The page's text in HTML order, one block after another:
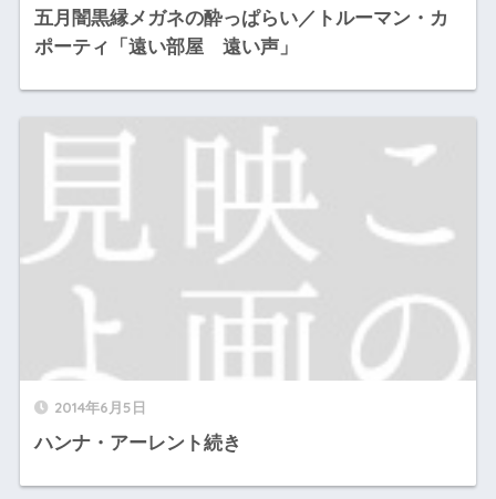
五月闇黒縁メガネの酔っぱらい／トルーマン・カ
ポーティ「遠い部屋 遠い声」
2014年6月5日
ハンナ・アーレント続き